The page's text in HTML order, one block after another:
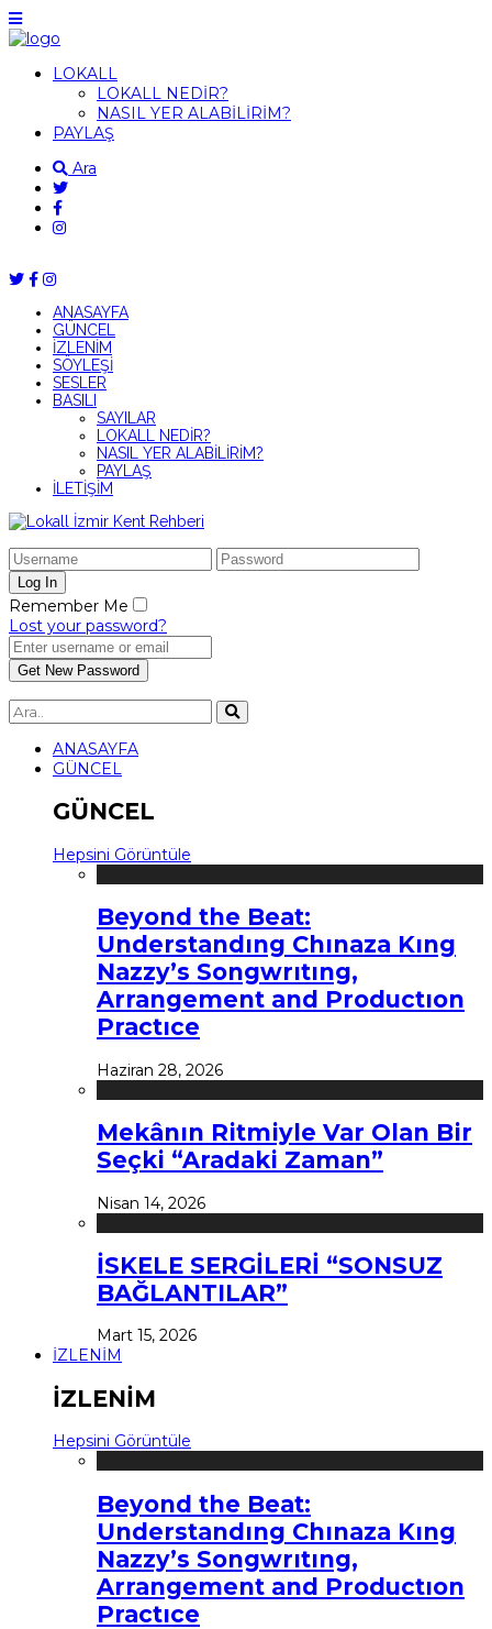
LOKALL
LOKALL NEDİR?
NASIL YER ALABİLİRİM?
PAYLAŞ
Ara
ANASAYFA
GÜNCEL
İZLENİM
SÖYLEŞİ
SESLER
BASILI
SAYILAR
LOKALL NEDİR?
NASIL YER ALABİLİRİM?
PAYLAŞ
İLETİŞİM
Remember Me
Lost your password?
ANASAYFA
GÜNCEL
GÜNCEL
Hepsini Görüntüle
Beyond the Beat:
Understandıng Chınaza Kıng
Nazzy’s Songwrıtıng,
Arrangement and Productıon
Practıce
Haziran 28, 2026
Mekânın Ritmiyle Var Olan Bir
Seçki “Aradaki Zaman”
Nisan 14, 2026
İSKELE SERGİLERİ “SONSUZ
BAĞLANTILAR”
Mart 15, 2026
İZLENİM
İZLENİM
Hepsini Görüntüle
Beyond the Beat:
Understandıng Chınaza Kıng
Nazzy’s Songwrıtıng,
Arrangement and Productıon
Practıce